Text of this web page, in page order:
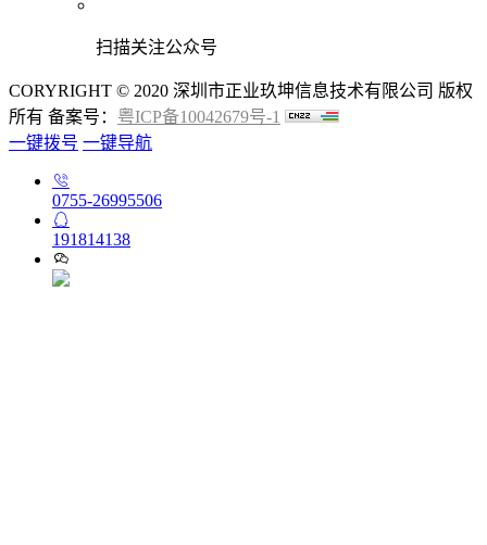
扫描关注公众号
CORYRIGHT © 2020 深圳市正业玖坤信息技术有限公司 版权
所有 备案号： 粤ICP备10042679号-1
一键拨号 一键导航
0755-26995506
191814138